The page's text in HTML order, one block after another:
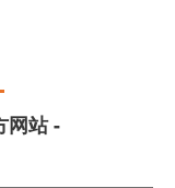
网站 -